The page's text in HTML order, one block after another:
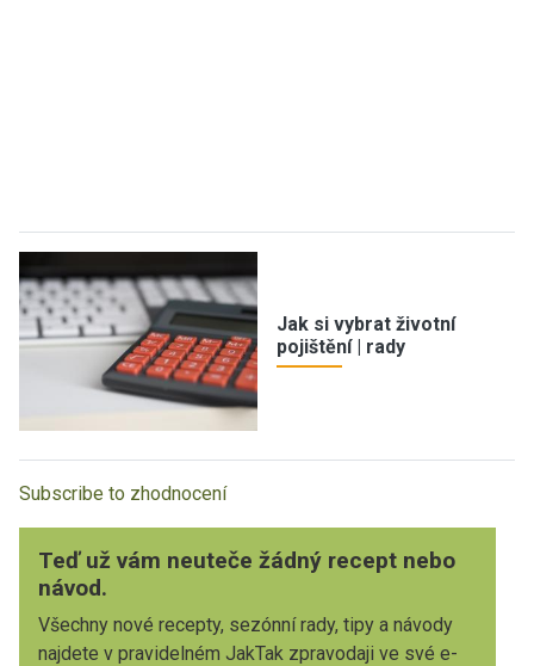
Jak si vybrat životní
pojištění | rady
Subscribe to zhodnocení
Teď už vám neuteče žádný recept nebo
návod.
Všechny nové recepty, sezónní rady, tipy a návody
najdete v pravidelném JakTak zpravodaji ve své e-